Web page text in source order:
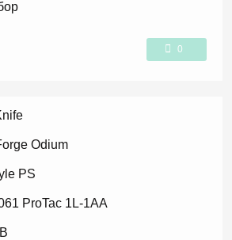
0
Odium
PS
ProTac 1L-1AA